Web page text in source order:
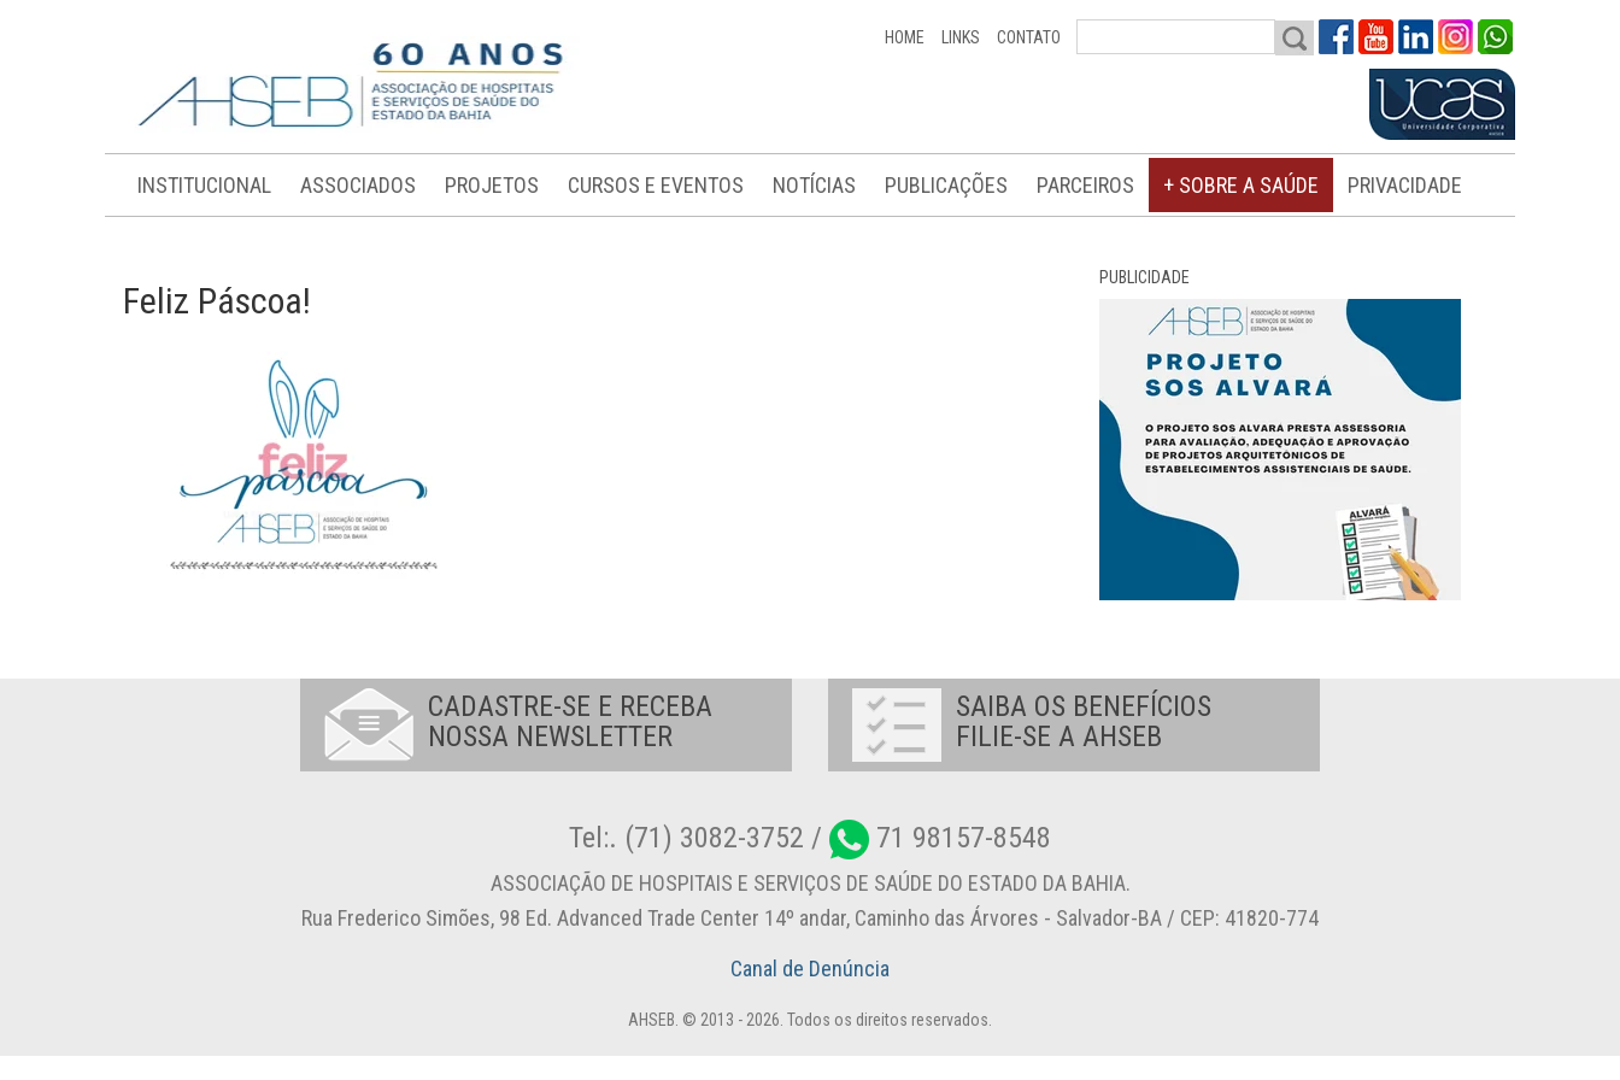
HOME LINKS CONTATO
INSTITUCIONAL ASSOCIADOS PROJETOS CURSOS E EVENTOS NOTÍCIAS PUBLICAÇÕES PARCEIROS + SOBRE A SAÚDE PRIVACIDADE
Feliz Páscoa!
PUBLICIDADE
CADASTRE-SE E RECEBA
NOSSA NEWSLETTER
SAIBA OS BENEFÍCIOS
FILIE-SE A AHSEB
Tel:. (71) 3082-3752 / 71 98157-8548
ASSOCIAÇÃO DE HOSPITAIS E SERVIÇOS DE SAÚDE DO ESTADO DA BAHIA.
Rua Frederico Simões, 98 Ed. Advanced Trade Center 14º andar, Caminho das Árvores - Salvador-BA / CEP: 41820-774
Canal de Denúncia
AHSEB. © 2013 - 2026. Todos os direitos reservados.